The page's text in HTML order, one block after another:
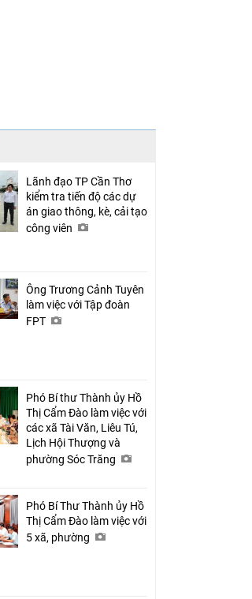
Chia sẻ
Lãnh đạo TP Cần Thơ
kiểm tra tiến độ các dự
án giao thông, kè, cải tạo
công viên
Ông Trương Cảnh Tuyên
làm việc với Tập đoàn
FPT
Phó Bí thư Thành ủy Hồ
Thị Cẩm Đào làm việc với
các xã Tài Văn, Liêu Tú,
Lịch Hội Thượng và
phường Sóc Trăng
Phó Bí Thư Thành ủy Hồ
Thị Cẩm Đào làm việc với
5 xã, phường